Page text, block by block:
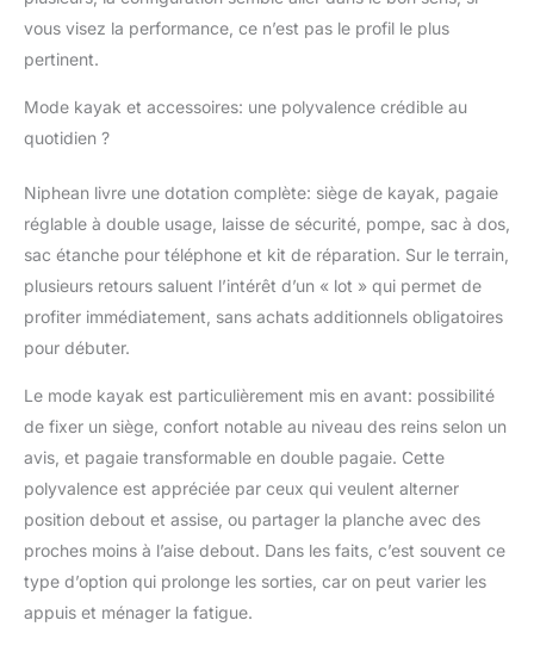
Niphean améliore la
tenue de cap, réduit les
conception rend cette
tout en offrant une
glisse fluide et un
contrôle précis aux
experts sur les lacs,
rivières et zones
côtières. Profitez d'une
sortie en mer. 【Kit
Complet Prêt À
L’emploi — Couvre
Tous Les Essentiels】:
stand paddle Niphean.
Inclus : 1 pagaie
réglable, 1 siège, 3
vous visez la performance, ce n’est pas le profil le plus
pertinent.
Mode kayak et accessoires: une polyvalence crédible au
quotidien ?
Niphean livre une dotation complète: siège de kayak, pagaie
réglable à double usage, laisse de sécurité, pompe, sac à dos,
sac étanche pour téléphone et kit de réparation. Sur le terrain,
plusieurs retours saluent l’intérêt d’un « lot » qui permet de
profiter immédiatement, sans achats additionnels obligatoires
pour débuter.
Le mode kayak est particulièrement mis en avant: possibilité
de fixer un siège, confort notable au niveau des reins selon un
avis, et pagaie transformable en double pagaie. Cette
polyvalence est appréciée par ceux qui veulent alterner
position debout et assise, ou partager la planche avec des
proches moins à l’aise debout. Dans les faits, c’est souvent ce
type d’option qui prolonge les sorties, car on peut varier les
appuis et ménager la fatigue.